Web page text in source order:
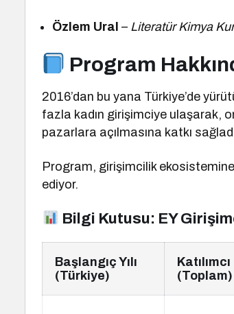
Özlem Ural – Literatür Kimya
Program
2016’dan bu yana Türkiye’de
fazla kadın girişimciye ulaşarak,
pazarlara açılmasına katkı
Program, girişimcilik
ediyor.
Bilgi Kutusu: EY
Başlangıç Yılı
(Türkiye)
Katılımcı
(Toplam)